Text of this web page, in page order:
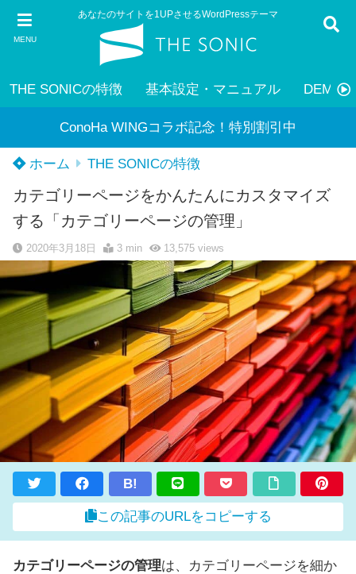
MENU
あなたのサイトを1UPさせるWordPressテーマ
THE SONICの特徴 基本設定・マニュアル DEMO
ConoHa WINGコラボ記念！特別割引中
ホーム THE SONICの特徴
カテゴリーページをかんたんにカスタマイズ
する「カテゴリーページの管理」
2020年3月18日 3 min 13,575views
B!
この記事のURLをコピーする
カテゴリーページの管理は、カテゴリーページを細か